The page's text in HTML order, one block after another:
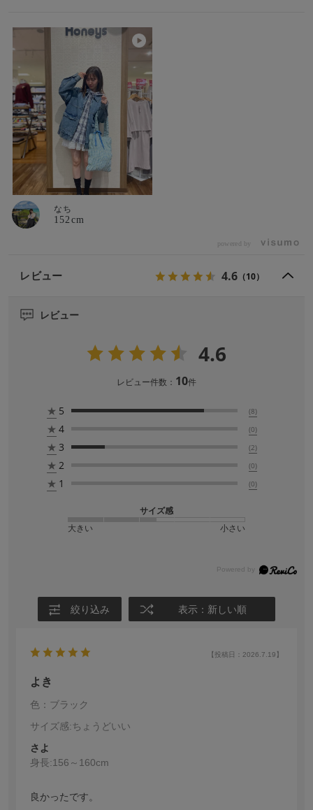
なち
152cm
powered by
レビュー 4.6 （10）
レビュー
4.6
レビュー件数： 10件
★ 5 (8)
★ 4 (0)
★ 3 (2)
★ 2 (0)
★ 1 (0)
サイズ感
大きい
小さい
絞り込み 表示：新しい順
【投稿日：2026.7.19】
よき
色：ブラック
サイズ感:ちょうどいい
さよ
身長:156～160cm
良かったです。